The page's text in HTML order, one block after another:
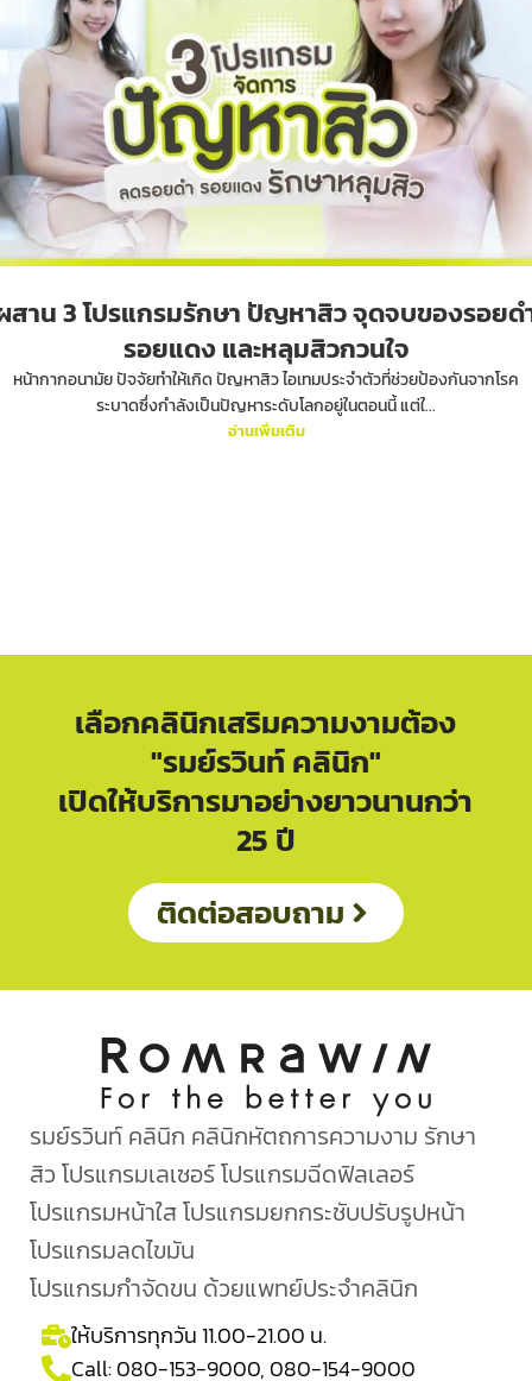
สาน 3 โปรแกรมรักษา ปัญหาสิว จุดจบของรอยด
รอยแดง และหลุมสิวกวนใจ
หน้ากากอนามัย ปัจจัยทำให้เกิด ปัญหาสิว ไอเทมประจำตัวที่ช่วยป้องกันจากโรค
ระบาดซึ่งกำลังเป็นปัญหาระดับโลกอยู่ในตอนนี้ แต่ใ...
อ่านเพิ่มเติม
เลือกคลินิกเสริมความงามต้อง
"รมย์รวินท์ คลินิก"
เปิดให้บริการมาอย่างยาวนานกว่า
25 ปี
ติดต่อสอบถาม
รมย์รวินท์ คลินิก คลินิกหัตถการความงาม รักษา
สิว โปรแกรมเลเซอร์ โปรแกรมฉีดฟิลเลอร์
โปรแกรมหน้าใส โปรแกรมยกกระชับปรับรูปหน้า
โปรแกรมลดไขมัน
โปรแกรมกำจัดขน ด้วยแพทย์ประจำคลินิก
ให้บริการทุกวัน 11.00-21.00 น.
Call:080-153-9000, 080-154-9000